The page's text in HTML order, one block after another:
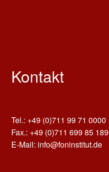
Kontakt
Tel.: +49 (0)711 99 71 0000
Fax.: +49 (0)711 699 85 189
E-Mail: info@foninstitut.de